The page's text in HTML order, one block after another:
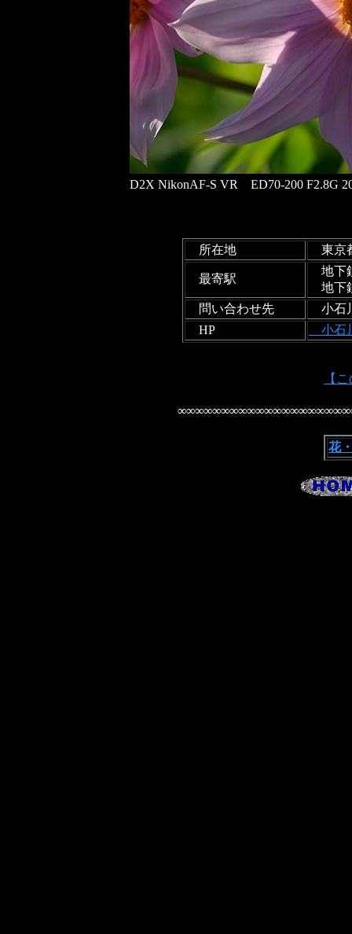
D2X NikonAF-S VR ED70-200 F2.8G
所在地 東京
最寄駅
地下
地下
問い合わせ先
小石
HP
小石
【
花